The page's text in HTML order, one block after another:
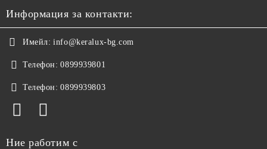
Информация за контакти:
Имейл: info@keralux-bg.com
Телефон: 0899939801
Телефон: 0899939803
Ние работим с